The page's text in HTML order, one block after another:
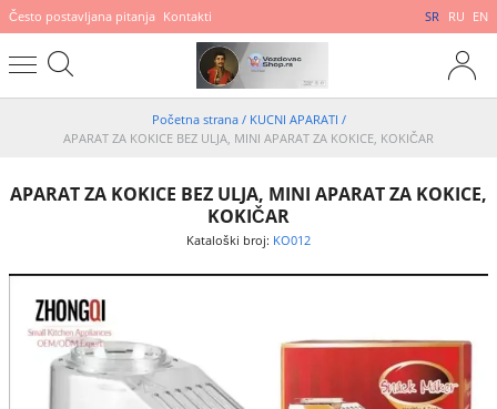
Često postavljana pitanja Kontakti SR RU EN
Početna strana / KUCNI APARATI /
APARAT ZA KOKICE BEZ ULJA, MINI APARAT ZA KOKICE, KOKIČAR
APARAT ZA KOKICE BEZ ULJA, MINI APARAT ZA KOKICE,
KOKIČAR
Kataloški broj: KO012